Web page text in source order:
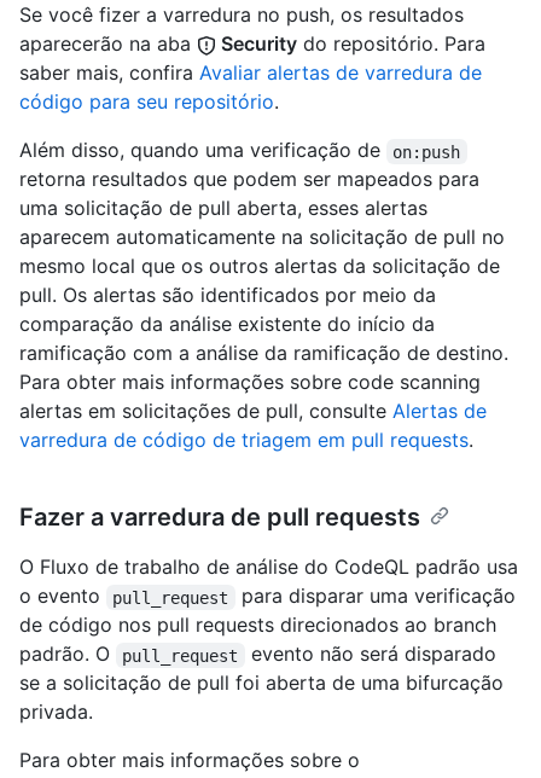
Se você fizer a varredura no push, os resultados
aparecerão na aba
Security do repositório. Para
saber mais, confira Avaliar alertas de varredura de
código para seu repositório.
Além disso, quando uma verificação de
on:push
retorna resultados que podem ser mapeados para
uma solicitação de pull aberta, esses alertas
aparecem automaticamente na solicitação de pull no
mesmo local que os outros alertas da solicitação de
pull. Os alertas são identificados por meio da
comparação da análise existente do início da
ramificação com a análise da ramificação de destino.
Para obter mais informações sobre code scanning
alertas em solicitações de pull, consulte Alertas de
varredura de código de triagem em pull requests.
Fazer a varredura de pull requests
O Fluxo de trabalho de análise do CodeQL padrão usa
o evento
pull_request
para disparar uma verificação
de código nos pull requests direcionados ao branch
padrão. O
pull_request
evento não será disparado
se a solicitação de pull foi aberta de uma bifurcação
privada.
Para obter mais informações sobre o